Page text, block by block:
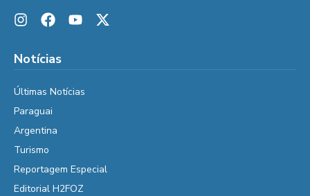
Notícias
Últimas Notícias
Paraguai
Argentina
Turismo
Reportagem Especial
Editorial H2FOZ